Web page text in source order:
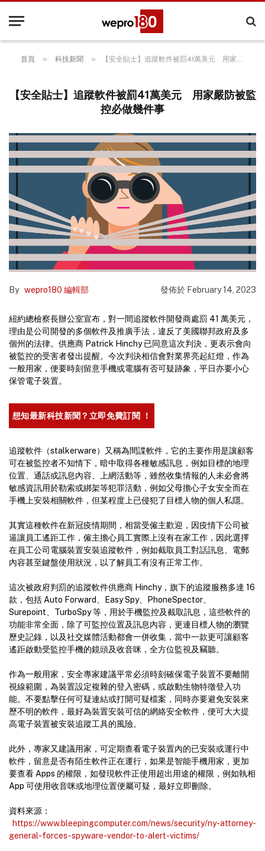
首頁 » 科技新聞 » 【安全貼士】追蹤軟件被罰41萬美元 用家嚴防被監控必做幾件事
【安全貼士】追蹤軟件被罰41萬美元 用家嚴防被監
控必做幾件事
By wepro180 編輯部 發佈於 February 14, 2023
紐約總檢察長辦公室宣布，對一間追蹤軟件開發商處罰 41 萬美元，
理由是公司開發的多個軟件及推廣手法，違反了美國聯邦政府及多
個州的法律。供應商 Patrick Hinchy 已同意這次判決，更表示會向
被監控的受害者發出提醒。今次判決相信會對業界亮起紅燈，作為
一般用家，便要時刻留意手機或電腦有否可疑跡象，平日亦要小心
保管電子裝置。
想知最新科技新聞？立即免費訂閱 ！
追蹤軟件（stalkerware）又稱為間諜軟件，它的主要作用是讓顧客
可在被監控者不知情下，暗中取得各種敏感訊息，例如目標的地理
位置、通話或訊息內容、上網活動等，雖然收集情報的人未必會將
敏感資訊用於勒索或綁架等犯罪活動，例如父母擔心子女安全而在
手機上安裝相關軟件，但某程度上已侵犯了目標人物的個人私隱。
其實這種軟件在新冠疫情期間，相當受僱主歡迎，因疫情下公司被
逼讓員工遙距工作，僱主擔心員工實際上沒有在家工作，因此選擇
在員工公司電腦裝置安裝追蹤軟件，例如截取員工對話訊息、電郵
內容甚至鍵盤使用狀況，以了解員工有沒有正常工作。
這次被政府判罰的追蹤軟件供應商 Hinchy，旗下的追蹤服務多達 16
款，包括 Auto Forward、Easy Spy、PhoneSpector、
Surepoint、TurboSpy 等，用於手機監控及截取訊息，這些軟件的
功能非常全面，除了可監控位置及訊息內容，更連目標人物的瀏覽
歷史記錄，以及社交媒體活動都會一併收集，當中一款更可讓顧客
遙距啟動受監控手機的鏡頭及收音咪，全方位監視及竊聽。
作為一般用家，安全專家建議平常必須時刻確保電子裝置不要離開
視線範圍，為裝置設定複雜的登入密碼，或啟動生物特徵登入功
能。不要點擊任何可疑連結或打開可疑檔案，同時亦要避免安裝來
歷不明的軟件，最好為裝置安裝可信的網絡安全軟件，便可大大提
高電子裝置被安裝追蹤工具的風險。
此外，專家又建議用家，可定期查看電子裝置內的已安裝或運行中
軟件，留意是否有陌生軟件正在運行，如果是智能手機用家，更加
要查看 Apps 的權限，如發現軟件正使用超出用途的權限，例如執相
App 可使用收音咪或地理位置便屬可疑，最好立即刪除。
資料來源：
https://www.bleepingcomputer.com/news/security/ny-attorney-
general-forces-spyware-vendor-to-alert-victims/